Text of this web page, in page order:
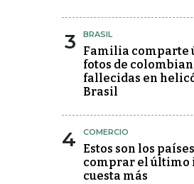
3 BRASIL
Familia comparte
fotos de
fallecidas en
Brasil
4 COMERCIO
Estos son los
comprar el último
cuesta más